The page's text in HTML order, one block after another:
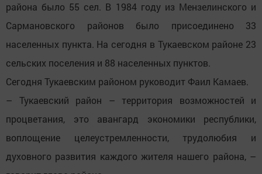
района было 55 сел. В 1984 году из Мензелинского и
Сармановского районов было присоединено 33
населенных пункта. На сегодня в Тукаевском районе 23
сельских поселения и 88 населенных пунктов.
Сегодня Тукаевским районом руководит Фаил Камаев.
– Тукаевский район – территория возможностей и
процветания, это авангард экономики республики,
воплощение целеустремленности, трудолюбия и
духовного развития каждого жителя нашего района, –